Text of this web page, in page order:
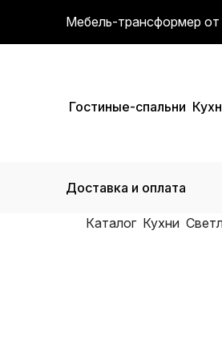
Мебель-трансформер от
Гостиные-спальни
Доставка и оплата
Каталог Кухни